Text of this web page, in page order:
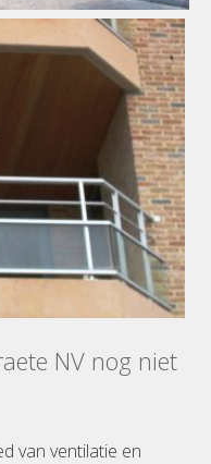
NV nog niet
van ventilatie en